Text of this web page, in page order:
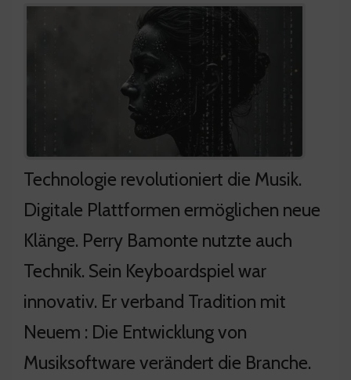
Technologie revolutioniert die Musik.
Digitale Plattformen ermöglichen neue
Klänge. Perry Bamonte nutzte auch
Technik. Sein Keyboardspiel war
innovativ. Er verband Tradition mit
Neuem : Die Entwicklung von
Musiksoftware verändert die Branche.